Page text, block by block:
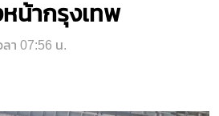
น้ากรุงเทพ
า 07:56 น.